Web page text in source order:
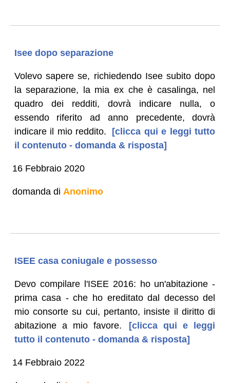
Isee dopo separazione
Volevo sapere se, richiedendo Isee subito dopo
la separazione, la mia ex che è casalinga, nel
quadro dei redditi, dovrà indicare nulla, o
essendo riferito ad anno precedente, dovrà
indicare il mio reddito.
[clicca qui e leggi tutto
il contenuto - domanda & risposta]
16 Febbraio 2020
domanda di Anonimo
ISEE casa coniugale e possesso
Devo compilare l'ISEE 2016: ho un'abitazione -
prima casa - che ho ereditato dal decesso del
mio consorte su cui, pertanto, insiste il diritto di
abitazione a mio favore.
[clicca qui e leggi
tutto il contenuto - domanda & risposta]
14 Febbraio 2022